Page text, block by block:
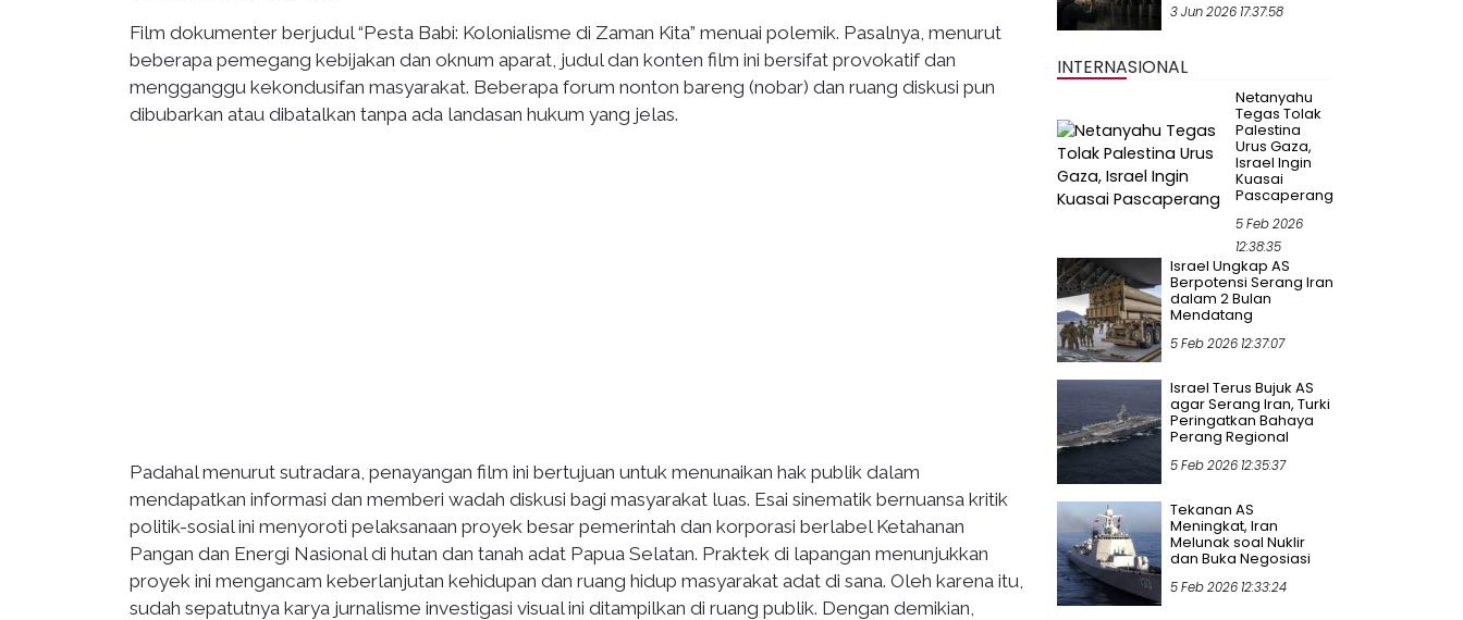
Film dokumenter berjudul “Pesta Babi: Kolonialisme di Zaman Kita” menuai polemik. Pasalnya, menurut
beberapa pemegang kebijakan dan oknum aparat, judul dan konten film ini bersifat provokatif dan
mengganggu kekondusifan masyarakat. Beberapa forum nonton bareng (nobar) dan ruang diskusi pun
dibubarkan atau dibatalkan tanpa ada landasan hukum yang jelas.
Padahal menurut sutradara, penayangan film ini bertujuan untuk menunaikan hak publik dalam
mendapatkan informasi dan memberi wadah diskusi bagi masyarakat luas. Esai sinematik bernuansa kritik
politik-sosial ini menyoroti pelaksanaan proyek besar pemerintah dan korporasi berlabel Ketahanan
Pangan dan Energi Nasional di hutan dan tanah adat Papua Selatan. Praktek di lapangan menunjukkan
proyek ini mengancam keberlanjutan kehidupan dan ruang hidup masyarakat adat di sana. Oleh karena itu,
sudah sepatutnya karya jurnalisme investigasi visual ini ditampilkan di ruang publik. Dengan demikian,
3 Jun 2026 17:37:58
INTERNASIONAL
Netanyahu
Tegas Tolak
Palestina
Urus Gaza,
Israel Ingin
Kuasai
Pascaperang
5 Feb 2026
12:38:35
Israel Ungkap AS
Berpotensi Serang Iran
dalam 2 Bulan
Mendatang
5 Feb 2026 12:37:07
Israel Terus Bujuk AS
agar Serang Iran, Turki
Peringatkan Bahaya
Perang Regional
5 Feb 2026 12:35:37
Tekanan AS
Meningkat, Iran
Melunak soal Nuklir
dan Buka Negosiasi
5 Feb 2026 12:33:24